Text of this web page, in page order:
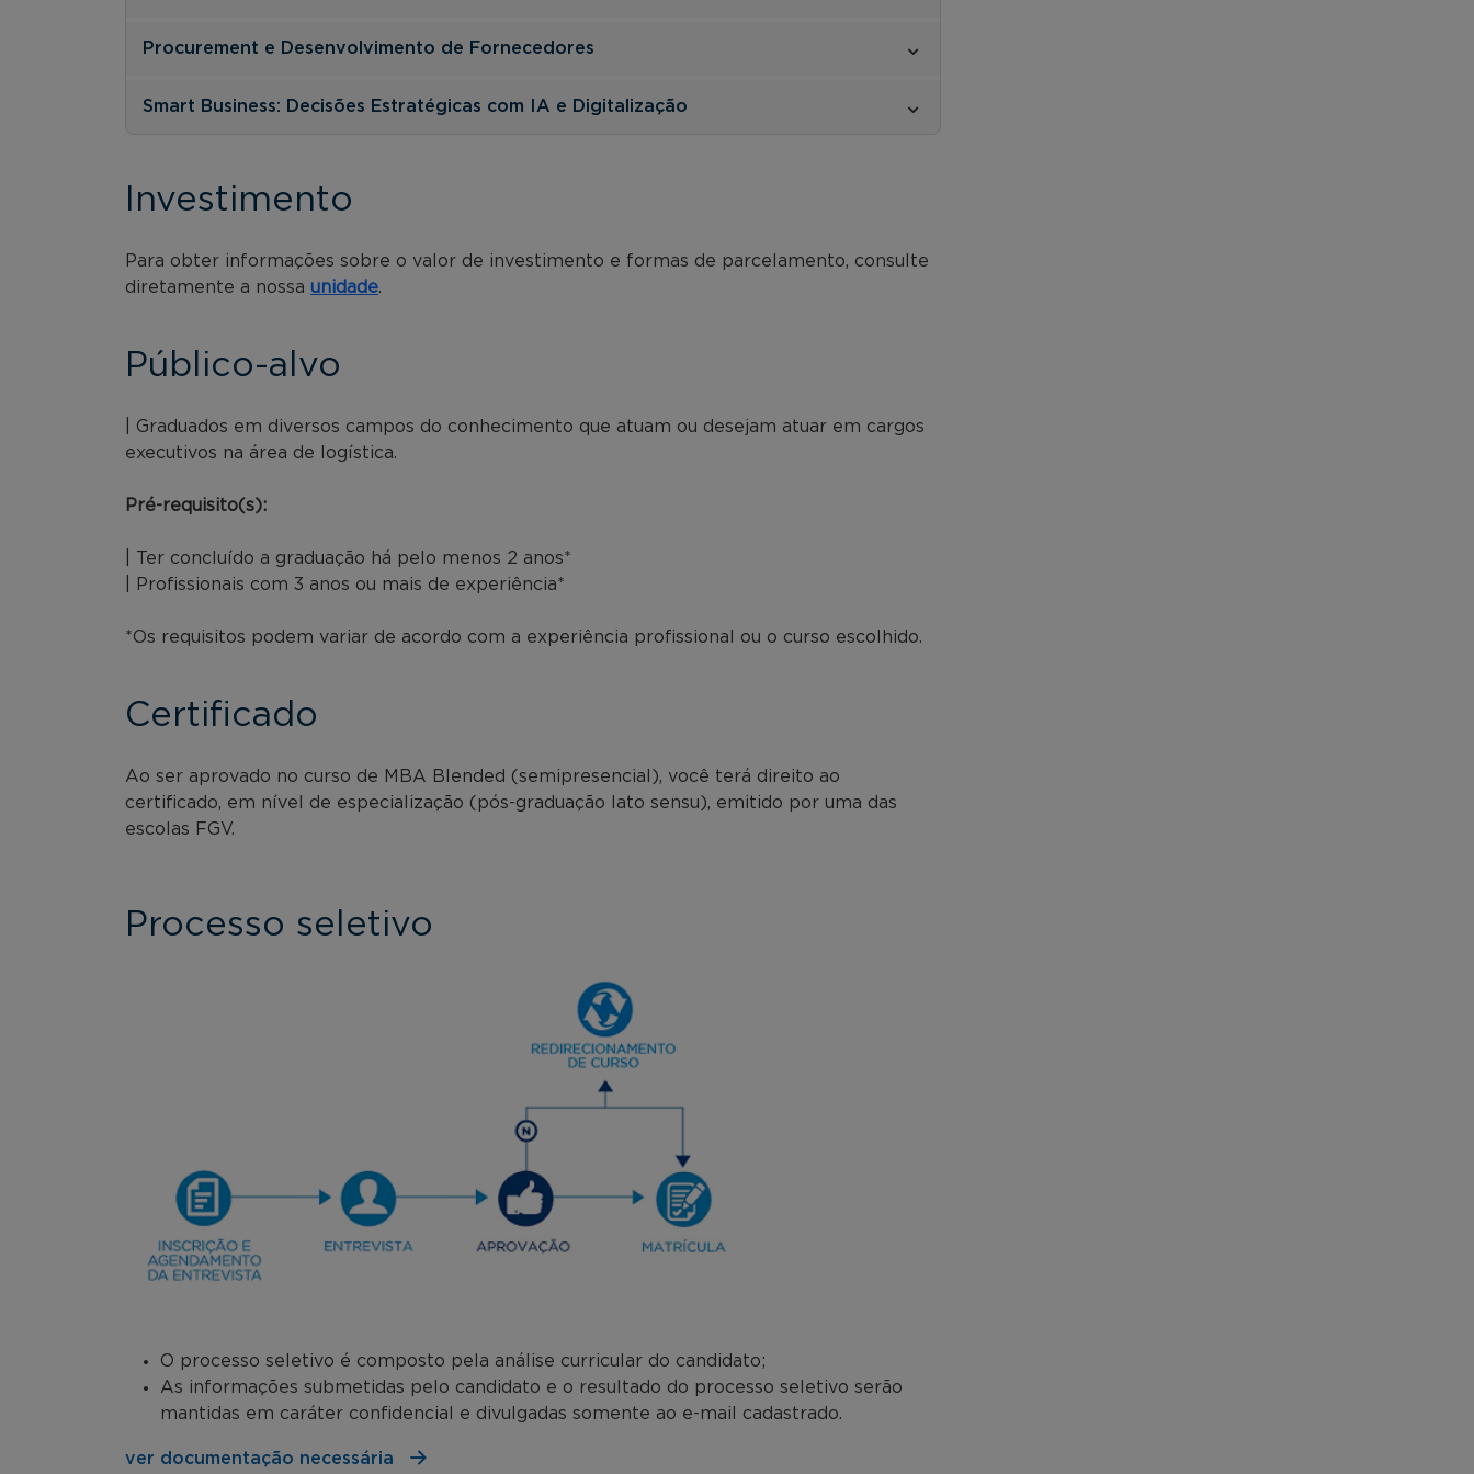
Procurement e Desenvolvimento de Fornecedores
Smart Business: Decisões Estratégicas com IA e Digitalização
Investimento
Para obter informações sobre o valor de investimento e formas de parcelamento, consulte
diretamente a nossa unidade.
Público-alvo
| Graduados em diversos campos do conhecimento que atuam ou desejam atuar em cargos
executivos na área de logística.
Pré-requisito(s):
| Ter concluído a graduação há pelo menos 2 anos*
| Profissionais com 3 anos ou mais de experiência*
*Os requisitos podem variar de acordo com a experiência profissional ou o curso escolhido.
Certificado
Ao ser aprovado no curso de MBA Blended (semipresencial), você terá direito ao
certificado, em nível de especialização (pós-graduação lato sensu), emitido por uma das
escolas FGV.
Processo seletivo
O processo seletivo é composto pela análise curricular do candidato;
As informações submetidas pelo candidato e o resultado do processo seletivo serão
mantidas em caráter confidencial e divulgadas somente ao e-mail cadastrado.
ver documentação necessária